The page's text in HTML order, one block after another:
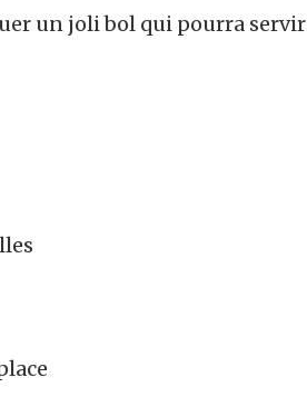
un joli bol qui pourra servir